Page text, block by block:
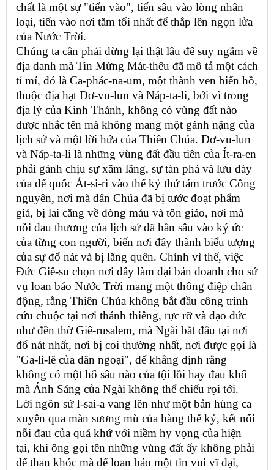
chất là một sự "tiến vào", tiến sâu vào lòng nhân
loại, tiến vào nơi tăm tối nhất để thắp lên ngọn lửa
của Nước Trời.
Chúng ta cần phải dừng lại thật lâu để suy ngẫm về
địa danh mà Tin Mừng Mát-thêu đã mô tả một cách
tỉ mỉ, đó là Ca-phác-na-um, một thành ven biển hồ,
thuộc địa hạt Dơ-vu-lun và Náp-ta-li, bởi vì trong
địa lý của Kinh Thánh, không có vùng đất nào
được nhắc tên mà không mang một gánh nặng của
lịch sử và một lời hứa của Thiên Chúa. Dơ-vu-lun
và Náp-ta-li là những vùng đất đầu tiên của Ít-ra-en
phải gánh chịu sự xâm lăng, sự tàn phá và lưu đày
của đế quốc Át-si-ri vào thế kỷ thứ tám trước Công
nguyên, nơi mà dân Chúa đã bị tước đoạt phẩm
giá, bị lai căng về dòng máu và tôn giáo, nơi mà
nỗi đau thương của lịch sử đã hằn sâu vào ký ức
của từng con người, biến nơi đây thành biểu tượng
của sự đổ nát và bị lãng quên. Chính vì thế, việc
Đức Giê-su chọn nơi đây làm đại bản doanh cho sứ
vụ loan báo Nước Trời mang một thông điệp chấn
động, rằng Thiên Chúa không bắt đầu công trình
cứu chuộc tại nơi thánh thiêng, rực rỡ và đạo đức
như đền thờ Giê-rusalem, mà Ngài bắt đầu tại nơi
đổ nát nhất, nơi bị coi thường nhất, nơi được gọi là
"Ga-li-lê của dân ngoại", để khẳng định rằng
không có một hố sâu nào của tội lỗi hay đau khổ
mà Ánh Sáng của Ngài không thể chiếu rọi tới.
Lời ngôn sứ I-sai-a vang lên như một bản hùng ca
xuyên qua màn sương mù của hàng thế kỷ, kết nối
nỗi đau của quá khứ với niềm hy vọng của hiện
tại, khi ông gọi tên những vùng đất ấy không phải
để than khóc mà để loan báo một tin vui vĩ đại,